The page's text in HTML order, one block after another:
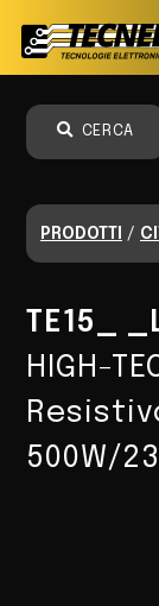
CERCA
PRODOTTI /
TE15_
HIGH-
500W/